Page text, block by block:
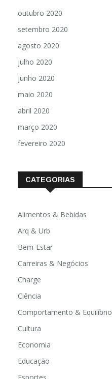
outubro 2020
setembro 2020
agosto 2020
julho 2020
junho 2020
maio 2020
abril 2020
março 2020
fevereiro 2020
CATEGORIAS
Alimentos & Bebidas
Arq & Urb
Bem-Estar
Carreiras & Negócios
Charge
Ciência
Comportamento & Equilíbrio
Cultura
Economia
Educação